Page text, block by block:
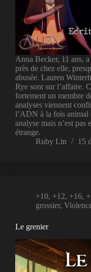
Anna Becker, 11 ans,
près de chez elle,
abusée. Lauren
Rye sont sur l’affaire.
fortement un membre
analyses viennent
l’ADN à la fois animal
analyse mais n’est pas
étrange.
Ruby Lin
15
+10, +12, +16,
grossier,
Le grenier